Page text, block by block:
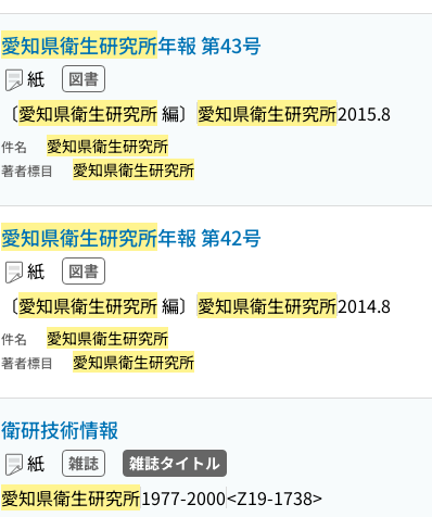
愛知県衛生研究所年報 第43号
紙 図書
〔愛知県衛生研究所編〕 愛知県衛生研究所2015.8
件名 愛知県衛生研究所
著者標目 愛知県衛生研究所
愛知県衛生研究所年報 第42号
紙 図書
〔愛知県衛生研究所編〕 愛知県衛生研究所2014.8
件名 愛知県衛生研究所
著者標目 愛知県衛生研究所
衛研技術情報
紙 雑誌 雑誌タイトル
愛知県衛生研究所1977-2000<Z19-1738>